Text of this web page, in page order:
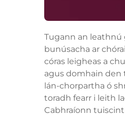
Tugann an leathnú
bunúsacha ar
córas leigheas a
agus domhain den
lán-chorpartha ó
toradh fearr i leith
Cabhraíonn